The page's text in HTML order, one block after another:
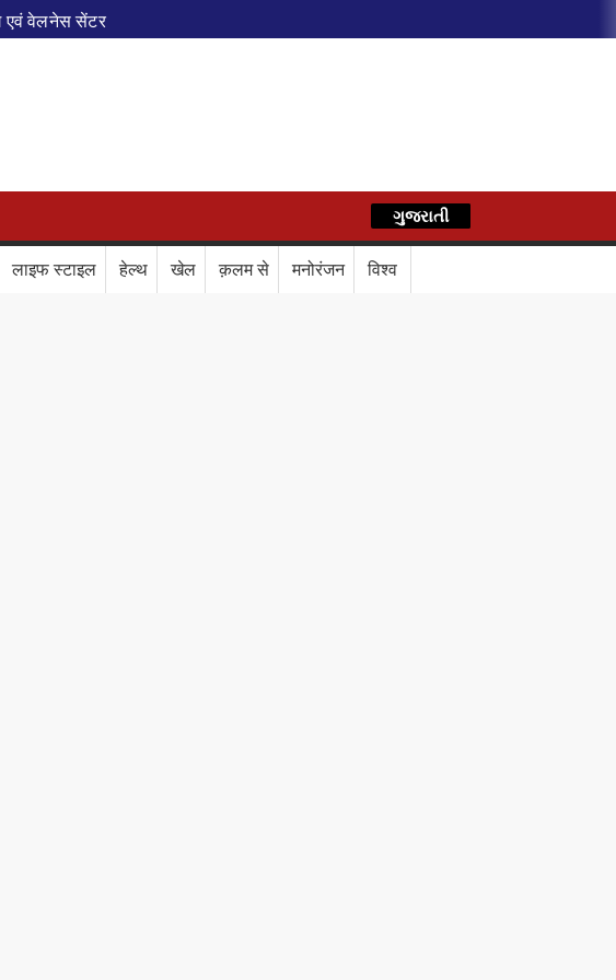
एवं वेलनेस सेंटर
फेरे विस्तारित
में बड़ा बदलाव
ऑफ इंडिया’ सम्मान
बड़ा संदेश
Train Route Diversion: अहमदाबाद–दरभंगा स्पेशल ट्रेन का मार्ग बदला
डिजिटल कवच
BPCL Ethanol Case: इथेनॉल आवंटन विवाद पर सरकार का जवाब
हिन्दी
ગુજરાતી
लाइफ स्टाइल हेल्थ खेल क़लम से मनोरंजन विश्व